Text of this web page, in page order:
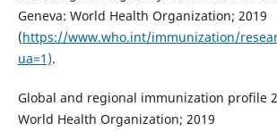
Geneva: World Health Organization; 2019
(https://www.who.int/immunization/
ua=1).
Global and regional immunization profile
World Health Organization; 2019